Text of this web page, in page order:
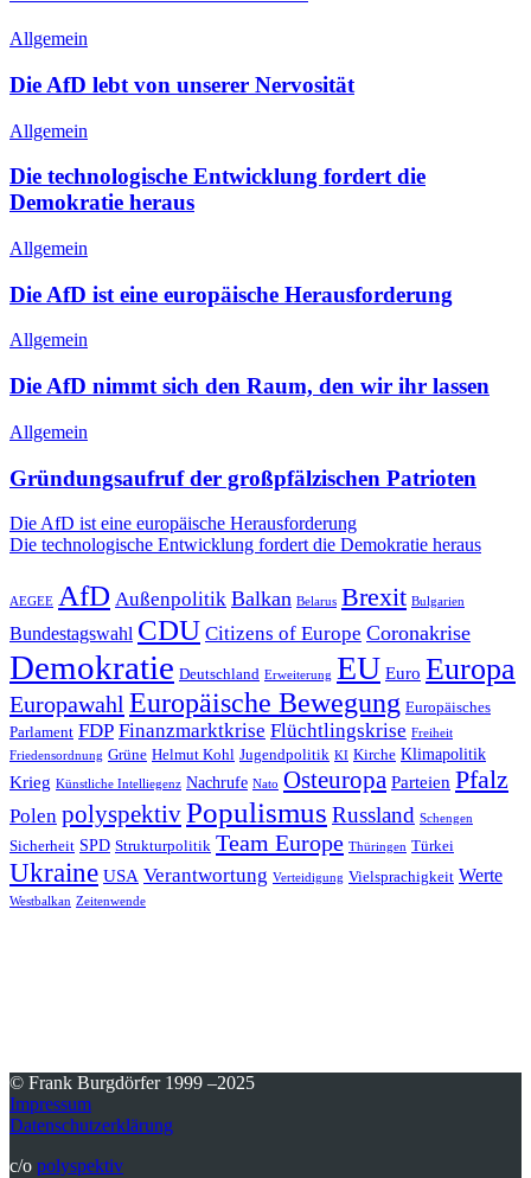
Allgemein
Die AfD lebt von unserer Nervosität
Allgemein
Die technologische Entwicklung fordert die
Demokratie heraus
Allgemein
Die AfD ist eine europäische Herausforderung
Allgemein
Die AfD nimmt sich den Raum, den wir ihr lassen
Allgemein
Gründungsaufruf der großpfälzischen Patrioten
Beitragsnavigation
Vorheriger
Beitrag
Die AfD ist eine europäische Herausforderung
Nächster
Die technologische Entwicklung fordert die Demokratie heraus
AEGEE AfD Außenpolitik Balkan Belarus Brexit Bulgarien
Bundestagswahl CDU Citizens of Europe Coronakrise
Demokratie Deutschland Erweiterung EU Euro Europa
Europawahl Europäische Bewegung Europäisches
Parlament FDP Finanzmarktkrise Flüchtlingskrise Freiheit
Friedensordnung Grüne Helmut Kohl Jugendpolitik KI Kirche Klimapolitik
Krieg Künstliche Intelliegenz Nachrufe Nato Osteuropa Parteien Pfalz
Polen polyspektivPopulismus Russland Schengen
Sicherheit SPD Strukturpolitik Team Europe Thüringen Türkei
Ukraine USA Verantwortung Verteidigung Vielsprachigkeit Werte
Westbalkan Zeitenwende
© Frank Burgdörfer 1999 –2025
Impressum
Datenschutzerklärung
c/o polyspektiv